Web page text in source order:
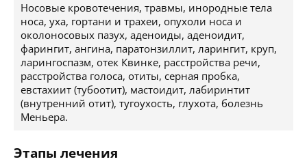
Носовые кровотечения, травмы, инородные тела
носа, уха, гортани и трахеи, опухоли носа и
околоносовых пазух, аденоиды, аденоидит,
фарингит, ангина, паратонзиллит, ларингит, круп,
ларингоспазм, отек Квинке, расстройства речи,
расстройства голоса, отиты, серная пробка,
евстахиит (тубоотит), мастоидит, лабиринтит
(внутренний отит), тугоухость, глухота, болезнь
Меньера.
Этапы лечения